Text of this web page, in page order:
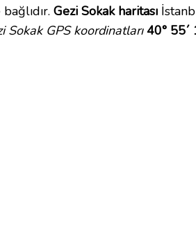
Gezi Sokak haritası
Sokak GPS koordinatları 40° 55´